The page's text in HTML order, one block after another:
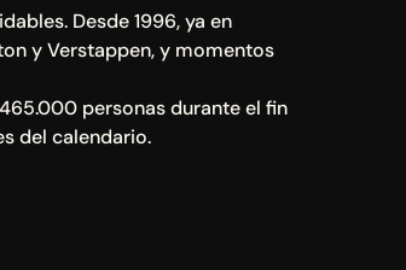
Desde 1996, ya en
y Verstappen, y momentos
personas durante el fin
del calendario.